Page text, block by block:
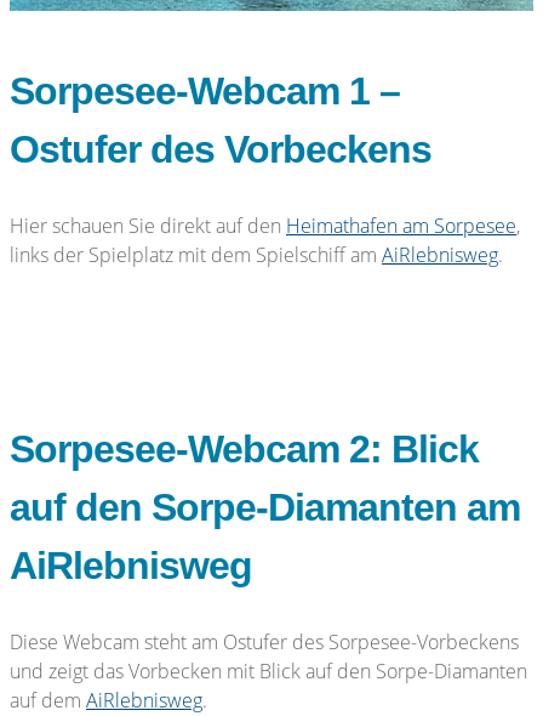
Sorpesee-Webcam 1 –
Ostufer des Vorbeckens
Hier schauen Sie direkt auf den Heimathafen am Sorpesee,
links der Spielplatz mit dem Spielschiff am AiRlebnisweg.
Sorpesee-Webcam 2: Blick
auf den Sorpe-Diamanten am
AiRlebnisweg
Diese Webcam steht am Ostufer des Sorpesee-Vorbeckens
und zeigt das Vorbecken mit Blick auf den Sorpe-Diamanten
auf dem AiRlebnisweg.